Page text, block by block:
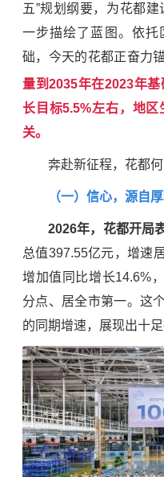
五”规划纲要，为花都建
一步描绘了蓝图。依
础，今天的花都正奋力
量到2035年在2023年
长目标5.5%左右，地
关。
奔赴新征程，花都何
（一）信心，源自
2026年，花都开局
总值397.55亿元，增速
增加值同比增长14.6%
分点、居全市第一。这
的同期增速，展现出十足